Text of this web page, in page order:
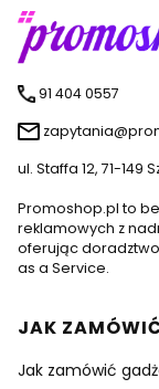
91 404 0557
ul. Staffa 12, 71-149
Promoshop.pl to
reklamowych z
oferując
as a Service.
Linki w
JAK
Jak zamówić